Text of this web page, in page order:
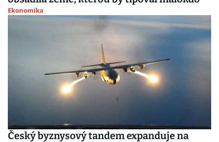
Ekonomika
Český byznysový tandem expanduje na